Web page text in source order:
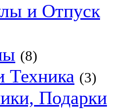
и Отпуск
(8)
Техника (3)
Подарки